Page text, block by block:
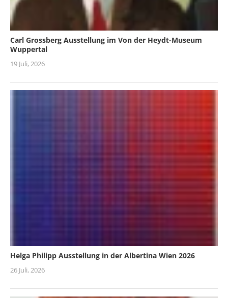
Carl Grossberg Ausstellung im Von der Heydt-Museum
Wuppertal
19 Juli, 2026
Helga Philipp Ausstellung in der Albertina Wien 2026
26 Juli, 2026